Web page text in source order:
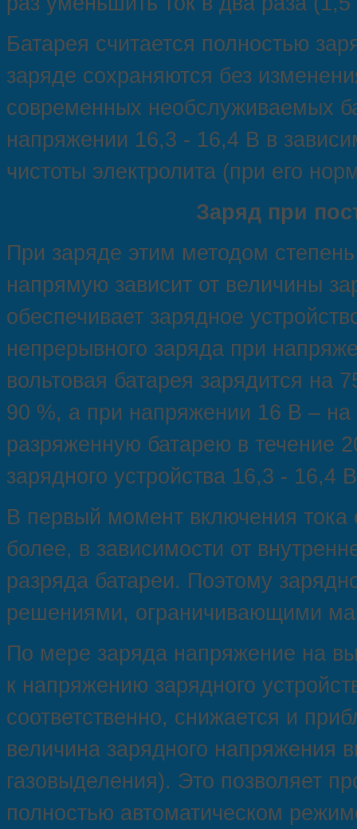
Батарея считается полностью
заряде сохраняются без
современных необслуживаемых
напряжении 16,3 - 16,4 В в
чистоты электролита (при его
Заряд при
При заряде этим методом
напрямую зависит от величины
обеспечивает зарядное
непрерывного заряда при
вольтовая батарея зарядится
90 %, а при напряжении 16 В –
разряженную батарею в течение
зарядного устройства 16,3 - 16,4
В первый момент включения тока
более, в зависимости от
разряда батареи. Поэтому
решениями, ограничивающими
По мере заряда напряжение на
к напряжению зарядного
соответственно, снижается и
величина зарядного напряжения
газовыделения). Это позволяет
полностью автоматическом